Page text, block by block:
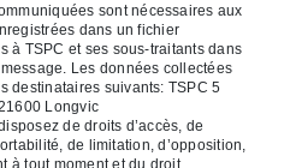
sont nécessaires aux
dans un fichier
à TSPC et ses sous-traitants dans
Les données collectées
destinataires suivants: TSPC 5
Longvic
de droits d’accès, de
de limitation, d’opposition,
à tout moment et du droit